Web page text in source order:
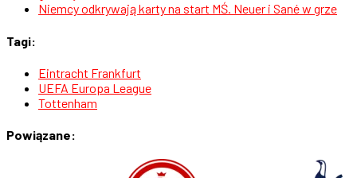
Niemcy odkrywają karty na start MŚ. Neuer i Sané w grze
Tagi:
Eintracht Frankfurt
UEFA Europa League
Tottenham
Powiązane: